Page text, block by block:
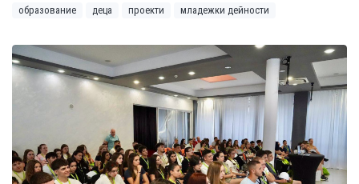
образование деца проекти младежки дейности